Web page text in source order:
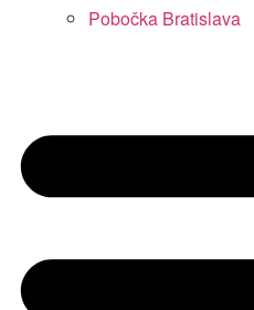
Pobočka Bratislava